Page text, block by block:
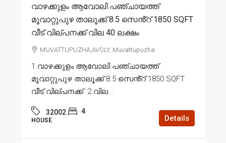
വാഴക്കുളം ആവോലി പഞ്ചായത്ത്
മൂവാറ്റുപുഴ താലൂക്ക് 8.5 സെൻ്റ് 1850 SQFT
വീട് വില്പനക്ക് വില 40 ലക്ഷം
MUVATTUPUZHA,AVOLY, Muvattupuzha
1.വാഴക്കുളം ആവോലി പഞ്ചായത്ത്
മൂവാറ്റുപുഴ താലൂക്ക് 8.5 സെൻ്റ് 1850 SQFT
വീട് വില്പനക്ക്. 2.വില...
32002 4
HOUSE Details